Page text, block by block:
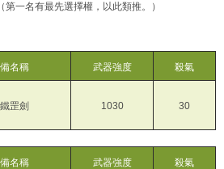
一名有最先選擇權，以此類推。）
名稱 武器強度 殺氣
罡劍 1030 30
名稱 武器強度 殺氣